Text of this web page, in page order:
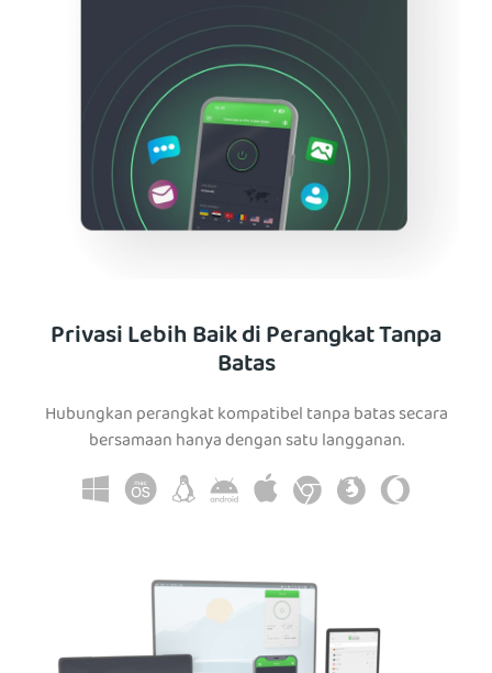
Privasi Lebih Baik di Perangkat Tanpa
Batas
Hubungkan perangkat kompatibel tanpa batas secara
bersamaan hanya dengan satu langganan.